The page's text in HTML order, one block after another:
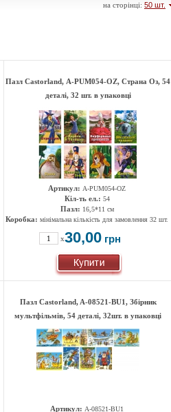
на сторінці: 50 шт.
Пазл Castorland, А-РUМ054-ОZ, Страна Оз, 54
деталі, 32 шт. в упаковці
Артикул: А-РUМ054-ОZ
Кіл-ть ел.: 54
Пазл: 16,5*11 см
Коробка: мінімальна кількість для замовлення 32 шт.
x30,00 грн
Пазл Castorland, A-08521-BU1, Збірник
мультфільмів, 54 деталі, 32шт. в упаковці
Артикул: A-08521-BU1